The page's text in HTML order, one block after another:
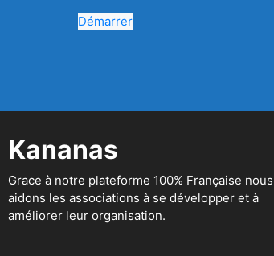
Démarrer
Kananas
Grace à notre plateforme 100% Française nous
aidons les associations à se développer et à
améliorer leur organisation.